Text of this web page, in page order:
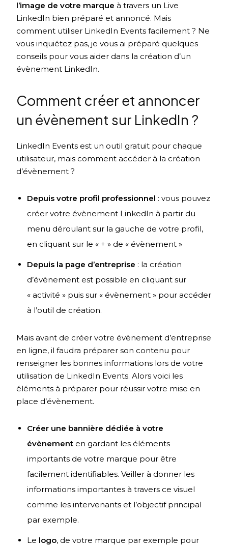
l’image de votre marque à travers un Live
LinkedIn bien préparé et annoncé. Mais
comment utiliser LinkedIn Events facilement ? Ne
vous inquiétez pas, je vous ai préparé quelques
conseils pour vous aider dans la création d’un
évènement LinkedIn.
Comment créer et annoncer
un évènement sur LinkedIn ?
LinkedIn Events est un outil gratuit pour chaque
utilisateur, mais comment accéder à la création
d’évènement ?
Depuis votre profil professionnel : vous pouvez
créer votre évènement LinkedIn à partir du
menu déroulant sur la gauche de votre profil,
en cliquant sur le « + » de « évènement »
Depuis la page d’entreprise : la création
d’évènement est possible en cliquant sur
« activité » puis sur « évènement » pour accéder
à l’outil de création.
Mais avant de créer votre évènement d’entreprise
en ligne, il faudra préparer son contenu pour
renseigner les bonnes informations lors de votre
utilisation de LinkedIn Events. Alors voici les
éléments à préparer pour réussir votre mise en
place d’évènement.
Créer une bannière dédiée à votre
évènement en gardant les éléments
importants de votre marque pour être
facilement identifiables. Veiller à donner les
informations importantes à travers ce visuel
comme les intervenants et l’objectif principal
par exemple.
Le logo, de votre marque par exemple pour